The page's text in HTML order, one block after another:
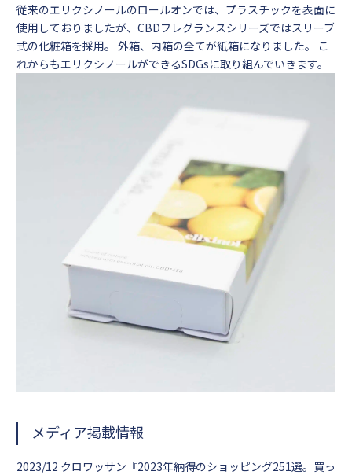
従来のエリクシノールのロールオンでは、プラスチックを表面に
使用しておりましたが、CBDフレグランスシリーズではスリーブ
式の化粧箱を採用。 外箱、内箱の全てが紙箱になりました。 こ
れからもエリクシノールができるSDGsに取り組んでいきます。
メディア掲載情報
2023/12 クロワッサン『2023年納得のショッピング251選。買っ